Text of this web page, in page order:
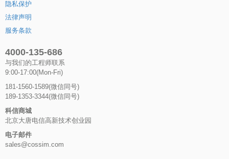
隐私保护
法律声明
服务条款
4000-135-686
与我们的工程师联系
9:00-17:00(Mon-Fri)
181-1560-1589(微信同号)
189-1353-3344(微信同号)
科信商城
北京大唐电信高新技术创业园
电子邮件
sales@cossim.com